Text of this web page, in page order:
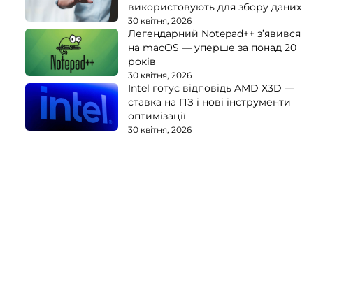
використовують для збору даних
30 квітня, 2026
Легендарний Notepad++ з’явився
на macOS — уперше за понад 20
років
30 квітня, 2026
Intel готує відповідь AMD X3D —
ставка на ПЗ і нові інструменти
оптимізації
30 квітня, 2026